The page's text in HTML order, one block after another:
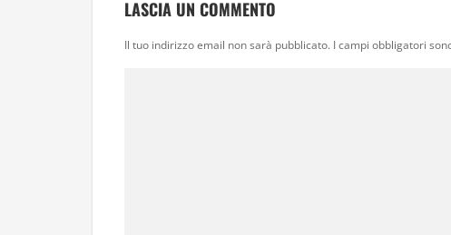
LASCIA UN COMMENTO
Il tuo indirizzo email non sarà pubblicato. I campi obbligatori